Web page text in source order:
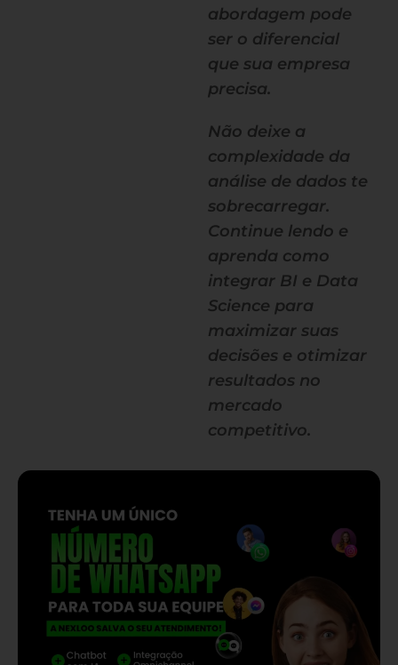
abordagem pode
ser o diferencial
que sua empresa
precisa.
Não deixe a
complexidade da
análise de dados te
sobrecarregar.
Continue lendo e
aprenda como
integrar BI e Data
Science para
maximizar suas
decisões e otimizar
resultados no
mercado
competitivo.